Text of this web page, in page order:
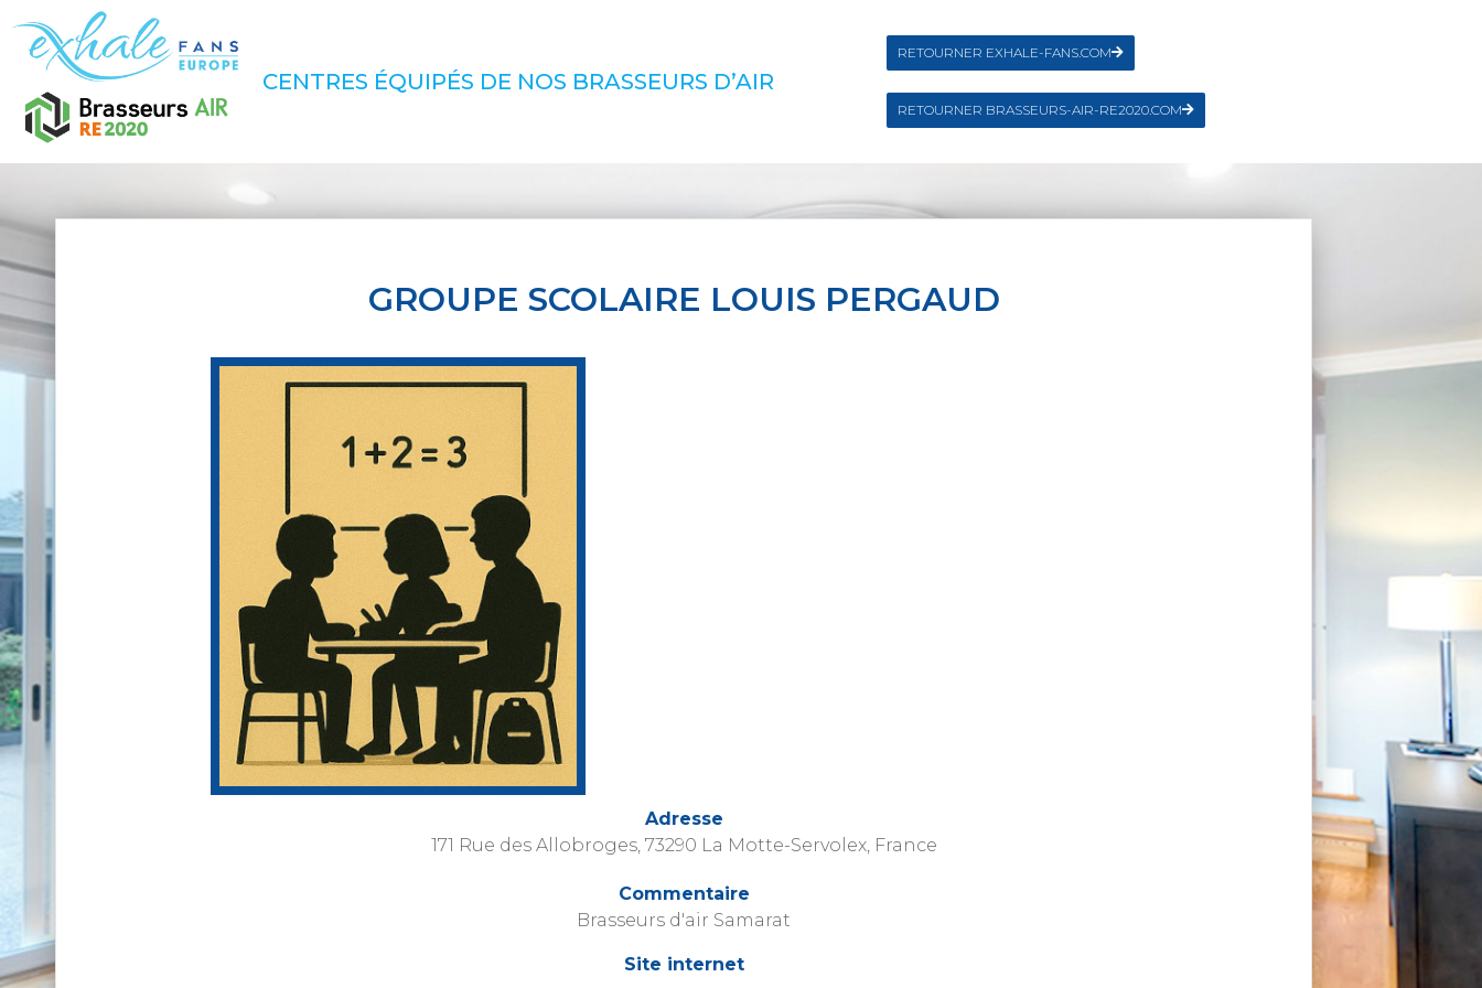
CENTRES ÉQUIPÉS DE NOS BRASSEURS D’AIR
RETOURNER EXHALE-FANS.COM
RETOURNER BRASSEURS-AIR-RE2020.COM
GROUPE SCOLAIRE LOUIS PERGAUD
Adresse
171 Rue des Allobroges, 73290 La Motte-Servolex, France
Commentaire
Brasseurs d'air Samarat
Site internet